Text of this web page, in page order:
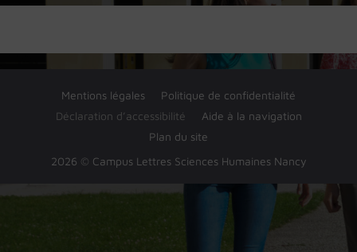
Mentions légales
Politique de confidentialité
Déclaration d’accessibilité
Aide à la navigation
Plan du site
2026 © Campus Lettres Sciences Humaines Nancy